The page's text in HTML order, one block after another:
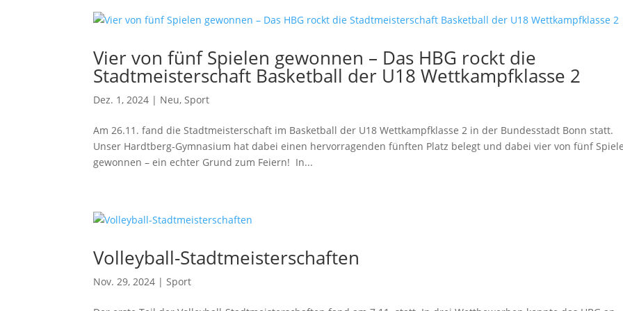
Vier von fünf Spielen gewonnen – Das HBG rockt die
Stadtmeisterschaft Basketball der U18 Wettkampfklasse 2
Dez. 1, 2024 | Neu,Sport
Am 26.11. fand die Stadtmeisterschaft im Basketball der U18 Wettkampfklasse 2 in der Bundesstadt Bonn statt.
Unser Hardtberg-Gymnasium hat dabei einen hervorragenden fünften Platz belegt und dabei vier von fünf
gewonnen – ein echter Grund zum Feiern! In...
Volleyball-Stadtmeisterschaften
Nov. 29, 2024 |Sport